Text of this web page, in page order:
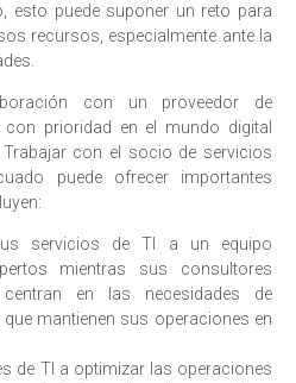
esto puede suponer un reto para
recursos, especialmente ante la
con un proveedor de
prioridad en el mundo digital
con el socio de servicios
puede ofrecer importantes
servicios de TI a un equipo
mientras sus consultores
en las necesidades de
mantienen sus operaciones en
de TI a optimizar las operaciones